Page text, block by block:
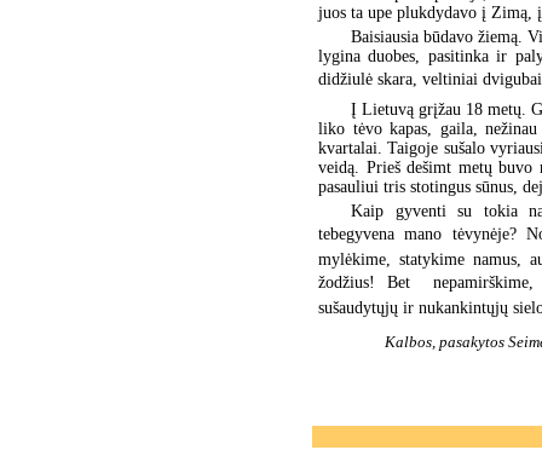
juos ta upe plukdydavo į Zimą,
Baisiausia būdavo žiemą.
lygina duobes, pasitinka ir
didžiulė skara, veltiniai
Į Lietuvą grįžau 18 metų.
liko tėvo kapas, gaila,
kvartalai. Taigoje sušalo
veidą. Prieš dešimt metų buvo
pasauliui tris stotingus sūnus,
Kaip gyventi su tokia
tebegyvena mano tėvynėje?
mylėkime, statykime namus,
žodžius! Bet 
sušaudytųjų ir nukankintųjų
Kalbos, pasakytos